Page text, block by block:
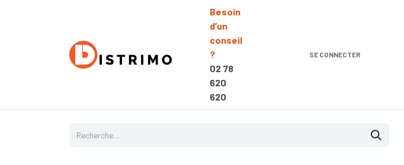
Besoin
d’un
conseil
?
02 78
620
620
SE CONNECTER